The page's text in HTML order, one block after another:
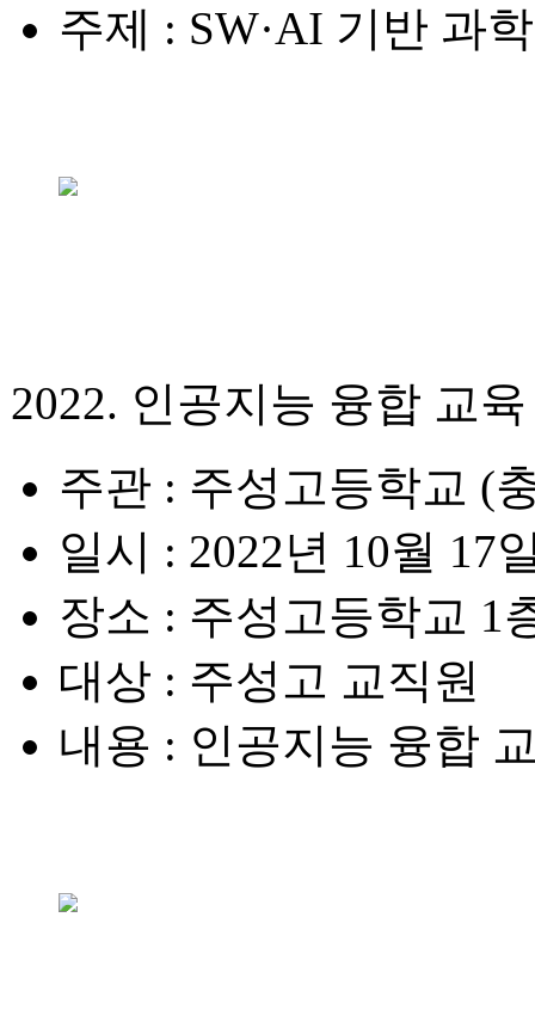
주제 : SW·AI 기반 과
2022. 인공지능 융합 교
주관 : 주성고등학교 (
일시 : 2022년 10월 17
장소 : 주성고등학교 1
대상 : 주성고 교직원
내용 : 인공지능 융합